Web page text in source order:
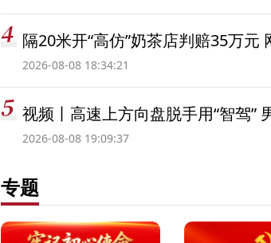
隔20米开“高仿”奶茶店判赔35万元
2026-08-08 18:34:21
视频丨高速上方向盘脱手用“智驾”
2026-08-08 19:09:37
专题